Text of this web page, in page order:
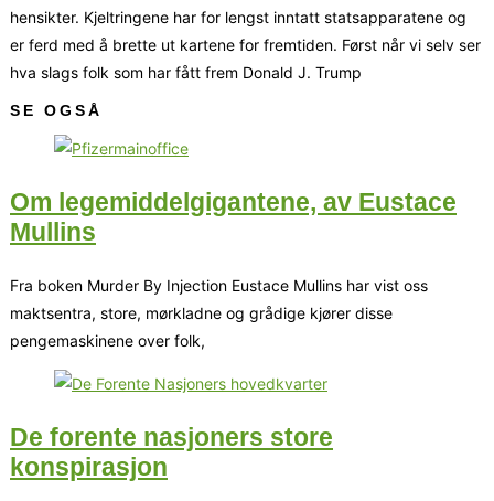
hensikter. Kjeltringene har for lengst inntatt statsapparatene og
er ferd med å brette ut kartene for fremtiden. Først når vi selv ser
hva slags folk som har fått frem Donald J. Trump
SE OGSÅ
Om legemiddelgigantene, av Eustace
Mullins
Fra boken Murder By Injection Eustace Mullins har vist oss
maktsentra, store, mørkladne og grådige kjører disse
pengemaskinene over folk,
De forente nasjoners store
konspirasjon